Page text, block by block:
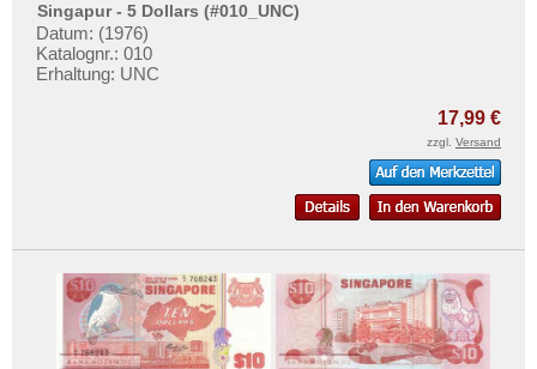
Singapur - 5 Dollars (#010_UNC)
Datum: (1976)
Katalognr.: 010
Erhaltung: UNC
17,99 €
zzgl. Versand